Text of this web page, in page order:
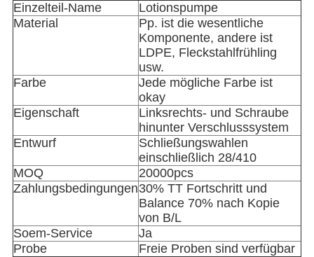
Einzelteil-Name
Lotionspumpe
Material
Pp. ist die wesentliche
Komponente, andere ist
LDPE, Fleckstahlfrühling
usw.
Farbe
Jede mögliche Farbe ist
okay
Eigenschaft
Linksrechts- und Schraube
hinunter Verschlusssystem
Entwurf
Schließungswahlen
einschließlich 28/410
MOQ
20000pcs
Zahlungsbedingungen30% TT Fortschritt und
Balance 70% nach Kopie
von B/L
Soem-Service
Ja
Probe
Freie Proben sind verfügbar